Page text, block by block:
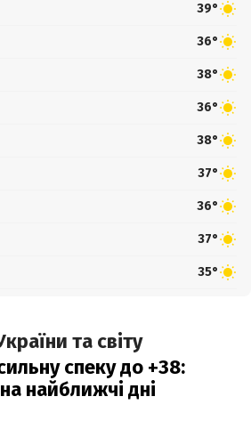
39°
36°
38°
36°
38°
37°
36°
37°
35°
та світу
спеку до +38:
найближчі дні